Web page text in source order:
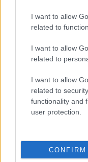
I want to allow
related to
I want to allow
related to
I want to allow
related to
functionality and
user protection.
CONFIRM
Ταψί